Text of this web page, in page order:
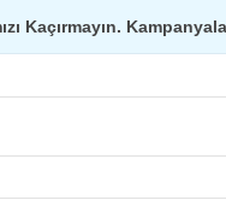
Kaçırmayın.